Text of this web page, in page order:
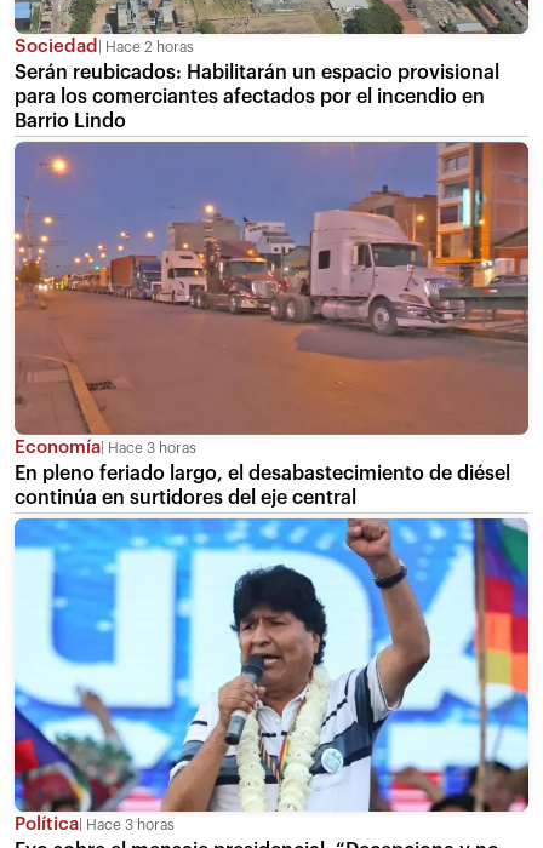
Sociedad Hace 2 horas
Serán reubicados: Habilitarán un espacio provisional
para los comerciantes afectados por el incendio en
Barrio Lindo
Economía Hace 3 horas
En pleno feriado largo, el desabastecimiento de diésel
continúa en surtidores del eje central
Política Hace 3 horas